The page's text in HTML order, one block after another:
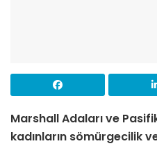
Marshall Adaları ve
kadınların sömürgecilik